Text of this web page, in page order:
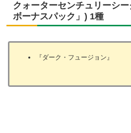
クォーターセンチュリーシ
ボーナスパック」) 1種
『ダーク・フュージョン』